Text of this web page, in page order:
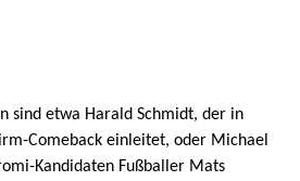
sind etwa Harald Schmidt, der in
Comeback einleitet, oder Michael
Kandidaten Fußballer Mats